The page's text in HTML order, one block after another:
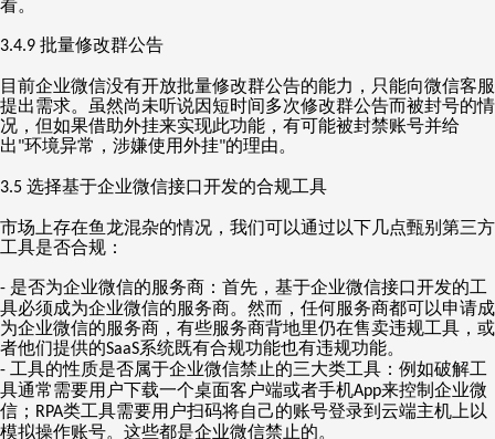
看。
3.4.9 批量修改群公告
目前企业微信没有开放批量修改群公告的能力，只能向微信客服
提出需求。虽然尚未听说因短时间多次修改群公告而被封号的情
况，但如果借助外挂来实现此功能，有可能被封禁账号并给
出"环境异常，涉嫌使用外挂"的理由。
3.5 选择基于企业微信接口开发的合规工具
市场上存在鱼龙混杂的情况，我们可以通过以下几点甄别第三方
工具是否合规：
- 是否为企业微信的服务商：首先，基于企业微信接口开发的工
具必须成为企业微信的服务商。然而，任何服务商都可以申请成
为企业微信的服务商，有些服务商背地里仍在售卖违规工具，或
者他们提供的SaaS系统既有合规功能也有违规功能。
- 工具的性质是否属于企业微信禁止的三大类工具：例如破解工
具通常需要用户下载一个桌面客户端或者手机App来控制企业微
信； RPA类工具需要用户扫码将自己的账号登录到云端主机上以
模拟操作账号。这些都是企业微信禁止的。